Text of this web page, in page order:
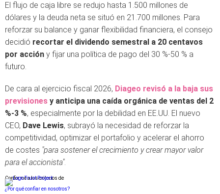
El flujo de caja libre se redujo hasta 1.500 millones de
dólares y la deuda neta se situó en 21.700 millones. Para
reforzar su balance y ganar flexibilidad financiera, el consejo
decidió recortar el dividendo semestral a 20 centavos
por acción y fijar una política de pago del 30 %-50 % a
futuro.
De cara al ejercicio fiscal 2026, Diageo revisó a la baja sus
previsiones y anticipa una caída orgánica de ventas del 2
%-3 %, especialmente por la debilidad en EE.UU. El nuevo
CEO, Dave Lewis, subrayó la necesidad de reforzar la
competitividad, optimizar el portafolio y acelerar el ahorro
de costes "para sostener el crecimiento y crear mayor valor
para el accionista".
Conforme a los criterios de
¿Por qué confiar en nosotros?